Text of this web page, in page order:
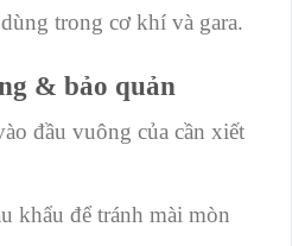
trong cơ khí và gara.
& bảo quản
đầu vuông của cần xiết
khẩu để tránh mài mòn